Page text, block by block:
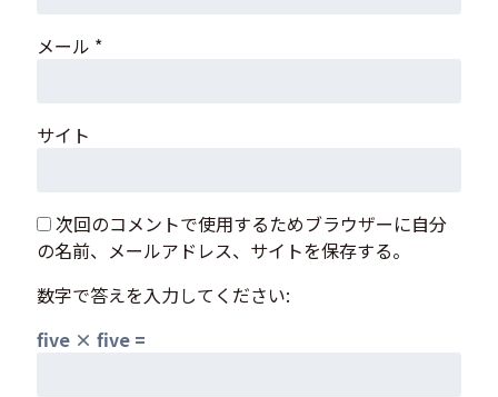
メール *
サイト
次回のコメントで使用するためブラウザーに自分
の名前、メールアドレス、サイトを保存する。
数字で答えを入力してください:
five × five =